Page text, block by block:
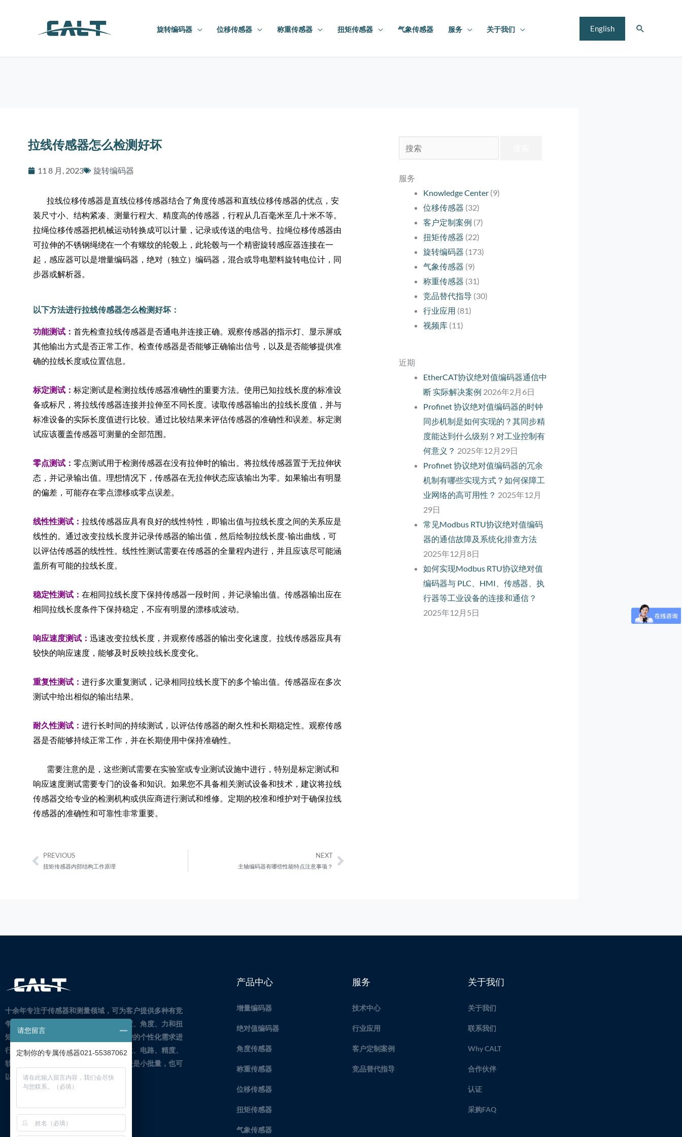
旋转编码器 位移传感器 称重传感器 扭矩传感器 气象传感器 服务 关于我们 English
搜
拉线传感器怎么检测好坏
11 8 月, 2023 旋转编码器
拉线位移传感器是直线位移传感器结合了角度传感器和直线位移传感器的优点，安
装尺寸小、结构紧凑、测量行程大、精度高的传感器，行程从几百毫米至几十米不等。
拉绳位移传感器把机械运动转换成可以计量，记录或传送的电信号。拉绳位移传感器由
可拉伸的不锈钢绳绕在一个有螺纹的轮毂上，此轮毂与一个精密旋转感应器连接在一
起，感应器可以是增量编码器，绝对（独立）编码器，混合或导电塑料旋转电位计，同
步器或解析器。
以下方法进行拉线传感器怎么检测好坏：
功能测试： 首先检查拉线传感器是否通电并连接正确。观察传感器的指示灯、显示屏或
其他输出方式是否正常工作。检查传感器是否能够正确输出信号，以及是否能够提供准
确的拉线长度或位置信息。
标定测试： 标定测试是检测拉线传感器准确性的重要方法。使用已知拉线长度的标准设
备或标尺，将拉线传感器连接并拉伸至不同长度。读取传感器输出的拉线长度值，并与
标准设备的实际长度值进行比较。通过比较结果来评估传感器的准确性和误差。标定测
试应该覆盖传感器可测量的全部范围。
零点测试： 零点测试用于检测传感器在没有拉伸时的输出。将拉线传感器置于无拉伸状
态，并记录输出值。理想情况下，传感器在无拉伸状态应该输出为零。如果输出有明显
的偏差，可能存在零点漂移或零点误差。
线性性测试： 拉线传感器应具有良好的线性特性，即输出值与拉线长度之间的关系应是
线性的。通过改变拉线长度并记录传感器的输出值，然后绘制拉线长度-输出曲线，可
以评估传感器的线性性。线性性测试需要在传感器的全量程内进行，并且应该尽可能涵
盖所有可能的拉线长度。
稳定性测试： 在相同拉线长度下保持传感器一段时间，并记录输出值。传感器输出应在
相同拉线长度条件下保持稳定，不应有明显的漂移或波动。
响应速度测试： 迅速改变拉线长度，并观察传感器的输出变化速度。拉线传感器应具有
较快的响应速度，能够及时反映拉线长度变化。
重复性测试： 进行多次重复测试，记录相同拉线长度下的多个输出值。传感器应在多次
测试中给出相似的输出结果。
耐久性测试： 进行长时间的持续测试，以评估传感器的耐久性和长期稳定性。观察传感
器是否能够持续正常工作，并在长期使用中保持准确性。
需要注意的是，这些测试需要在实验室或专业测试设施中进行，特别是标定测试和
响应速度测试需要专门的设备和知识。如果您不具备相关测试设备和技术，建议将拉线
传感器交给专业的检测机构或供应商进行测试和维修。定期的校准和维护对于确保拉线
传感器的准确性和可靠性非常重要。
Prev
PREVIOUS
扭矩传感器内部结构工作原理
NEXT
主轴编码器有哪些性能特点注意事项？ Next
搜
索：
服务
Knowledge Center (9)
位移传感器 (32)
客户定制案例 (7)
扭矩传感器 (22)
旋转编码器 (173)
气象传感器 (9)
称重传感器 (31)
竞品替代指导 (30)
行业应用 (81)
视频库 (11)
近期
EtherCAT协议绝对值编码器通信中
断 实际解决案例 2026年2月6日
Profinet 协议绝对值编码器的时钟
同步机制是如何实现的？其同步精
度能达到什么级别？对工业控制有
何意义？ 2025年12月29日
Profinet 协议绝对值编码器的冗余
机制有哪些实现方式？如何保障工
业网络的高可用性？ 2025年12月
29日
常见Modbus RTU协议绝对值编码
器的通信故障及系统化排查方法
2025年12月8日
如何实现Modbus RTU协议绝对值
编码器与 PLC、HMI、传感器、执
行器等工业设备的连接和通信？
2025年12月5日
十余年专注于传感器和测量领域，可为客户提供多种有竞
争力的传感器和解决方案。
特别是在位置、角度、力和扭
矩的测量中。
我们的主要优势是根据客户的个性化需求进
行差异化定制，包括但不限于尺寸、法兰、电路、精度、
软件等。灵活的方案，快速的交货，即使是小批量，也可
以定制。
产品中心
增量编码器
绝对值编码器
角度传感器
称重传感器
位移传感器
扭矩传感器
气象传感器
服务
技术中心
行业应用
客户定制案例
竞品替代指导
关于我们
关于我们
联系我们
Why CALT
合作伙伴
认证
采购FAQ
请您留言
定制你的专属传感器021-55387062